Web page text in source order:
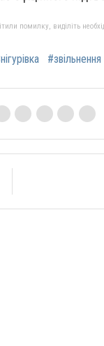
помилку, виділіть
#звільнення